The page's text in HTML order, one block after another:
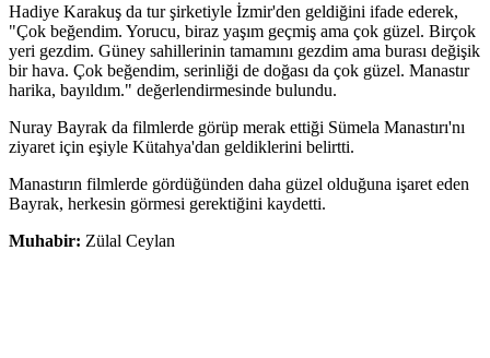
Hadiye Karakuş da tur şirketiyle İzmir'den geldiğini ifade ederek,
"Çok beğendim. Yorucu, biraz yaşım geçmiş ama çok güzel. Birçok
yeri gezdim. Güney sahillerinin tamamını gezdim ama burası değişik
bir hava. Çok beğendim, serinliği de doğası da çok güzel. Manastır
harika, bayıldım." değerlendirmesinde bulundu.
Nuray Bayrak da filmlerde görüp merak ettiği Sümela Manastırı'nı
ziyaret için eşiyle Kütahya'dan geldiklerini belirtti.
Manastırın filmlerde gördüğünden daha güzel olduğuna işaret eden
Bayrak, herkesin görmesi gerektiğini kaydetti.
Muhabir: Zülal Ceylan